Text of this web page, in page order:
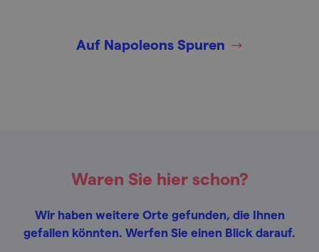
Auf Napoleons Spuren
Waren Sie hier schon?
Wir haben weitere Orte gefunden, die Ihnen
gefallen könnten. Werfen Sie einen Blick darauf.